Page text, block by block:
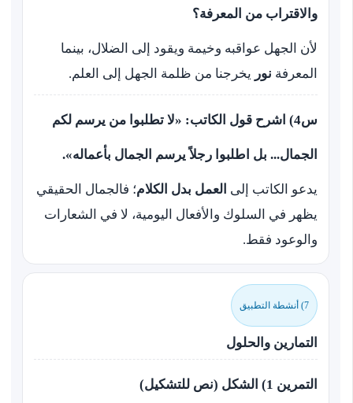
والاقتراب من المعرفة؟
لأن الجهل عواقبه وخيمة ويقود إلى الضلال، بينما
المعرفة نور يخرجنا من ظلمة الجهل إلى العلم.
س4) اشرح قول الكاتب: «لا تطلبوا من يرسم لكم
الجمال... بل اطلبوا رجلاً يرسم الجمال بأعماله».
يدعو الكاتب إلى العمل بدل الكلام؛ فالجمال الحقيقي
يظهر في السلوك والأفعال اليومية، لا في الشعارات
والوعود فقط.
7) أنشطة التطبيق
التمارين والحلول
التمرين 1) الشكل (نص للتشكيل)